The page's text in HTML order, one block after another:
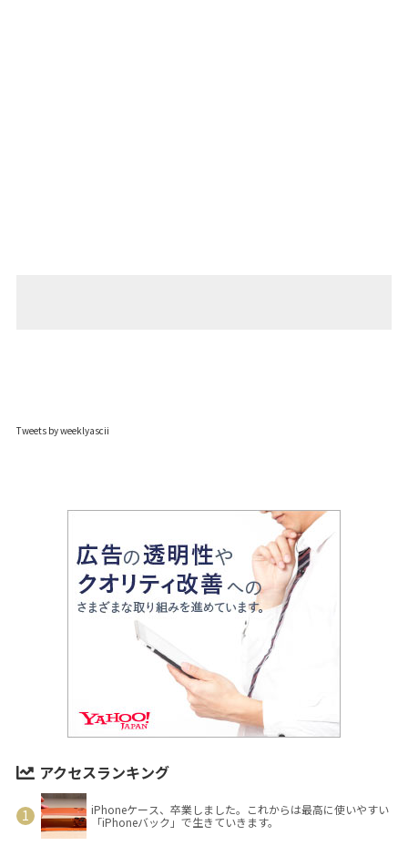
Tweets by weeklyascii
アクセスランキング
iPhoneケース、卒業しました。これからは最高に使いやすい
「iPhoneバック」で生きていきます。